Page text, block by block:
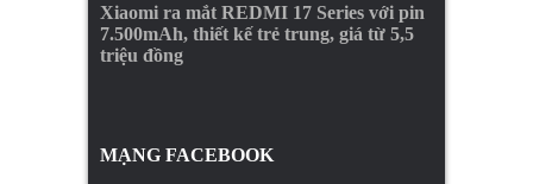
Xiaomi ra mắt REDMI 17 Series với pin
7.500mAh, thiết kế trẻ trung, giá từ 5,5
triệu đồng
MẠNG FACEBOOK